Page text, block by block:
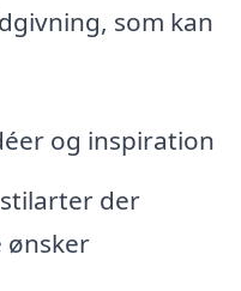
som kan
og inspiration
der
ønsker